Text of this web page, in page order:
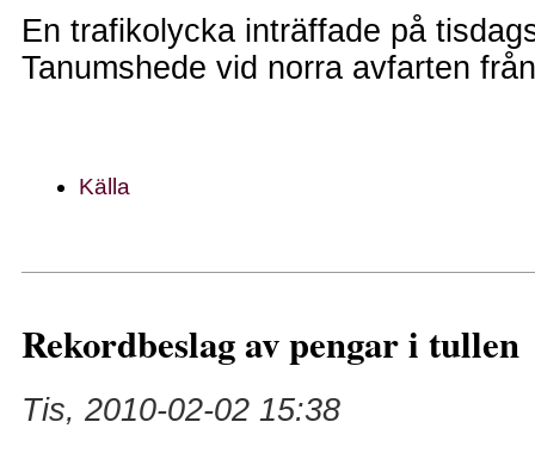
En trafikolycka inträffade på
Tanumshede vid norra avfarten
Källa
Rekordbeslag av pengar i tullen
Tis, 2010-02-02 15:38